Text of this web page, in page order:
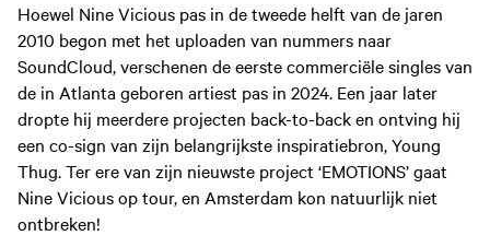
Hoewel Nine Vicious pas in de tweede helft van de jaren
2010 begon met het uploaden van nummers naar
SoundCloud, verschenen de eerste commerciële singles van
de in Atlanta geboren artiest pas in 2024. Een jaar later
dropte hij meerdere projecten back-to-back en ontving hij
een co-sign van zijn belangrijkste inspiratiebron, Young
Thug. Ter ere van zijn nieuwste project ‘EMOTIONS’ gaat
Nine Vicious op tour, en Amsterdam kon natuurlijk niet
ontbreken!